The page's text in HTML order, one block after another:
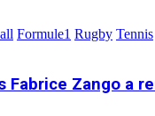
Formule1 Rugby Tennis
Fabrice Zango a